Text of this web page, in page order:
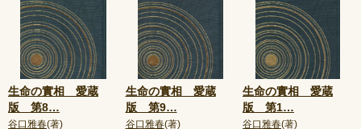
生命の實相 愛蔵
版 第8…
谷口雅春(著)
生命の實相 愛蔵
版 第9…
谷口雅春(著)
生命の實相 愛蔵
版 第1…
谷口雅春(著)